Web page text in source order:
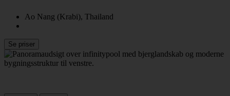
Ao Nang (Krabi), Thailand
Se priser